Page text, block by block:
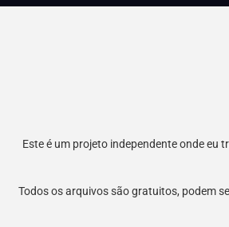
Este é um projeto independente onde eu
Todos os arquivos são gratuitos, podem